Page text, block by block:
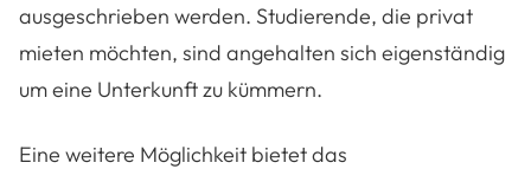
ausgeschrieben werden. Studierende, die privat
mieten möchten, sind angehalten sich eigenständig
um eine Unterkunft zu kümmern.
Eine weitere Möglichkeit bietet das